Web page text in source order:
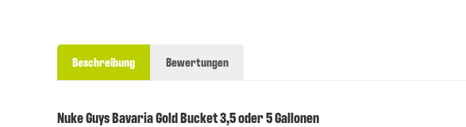
Beschreibung Bewertungen
Nuke Guys Bavaria Gold Bucket 3,5 oder 5 Gallonen